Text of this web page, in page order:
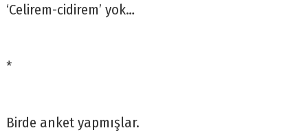
‘Celirem-cidirem’ yok…
*
Birde anket yapmışlar.